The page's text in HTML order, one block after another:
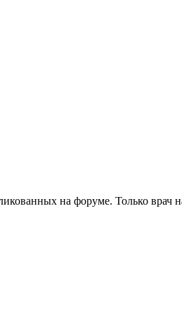
на форуме. Только врач